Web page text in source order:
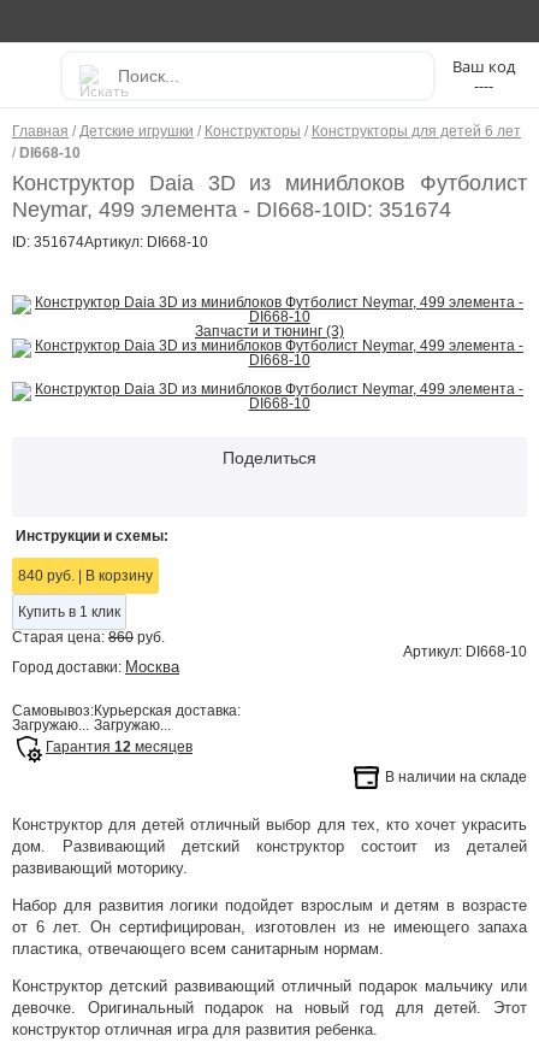
----
Главная / Детские игрушки / Конструкторы / Конструкторы для детей 6 лет
/ DI668-10
Конструктор Daia 3D из миниблоков Футболист
Neymar, 499 элемента - DI668-10ID: 351674
ID: 351674Артикул: DI668-10
Запчасти и тюнинг (3)
Поделиться
Инструкции и схемы:
840 руб. В корзину
Купить в 1 клик
Старая цена: 860 руб.
Артикул: DI668-10
Город доставки: Москва
Самовывоз:
Загружаю...
Курьерская доставка:
Загружаю...
Гарантия 12 месяцев
В наличии на складе
Конструктор для детей отличный выбор для тех, кто хочет украсить
дом. Развивающий детский конструктор состоит из деталей
развивающий моторику.
Набор для развития логики подойдет взрослым и детям в возрасте
от 6 лет. Он сертифицирован, изготовлен из не имеющего запаха
пластика, отвечающего всем санитарным нормам.
Конструктор детский развивающий отличный подарок мальчику или
девочке. Оригинальный подарок на новый год для детей. Этот
конструктор отличная игра для развития ребенка.